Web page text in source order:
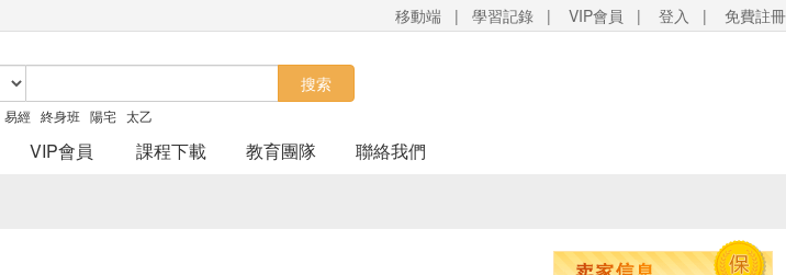
移動端 | 學習記錄 | VIP會員 | 登入 | 免費註冊
搜索
易經 終身班 陽宅 太乙
VIP會員 課程下載 教育團隊 聯絡我們